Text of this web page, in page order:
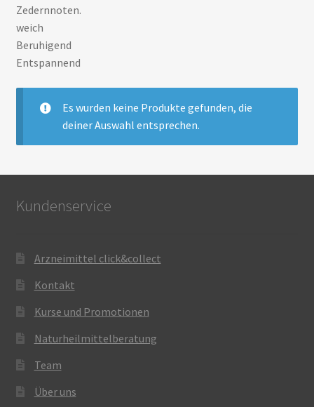
Zedernnoten.
weich
Beruhigend
Entspannend
Es wurden keine Produkte gefunden, die
deiner Auswahl entsprechen.
Kundenservice
Arzneimittel click&collect
Kontakt
Kurse und Promotionen
Naturheilmittelberatung
Team
Über uns